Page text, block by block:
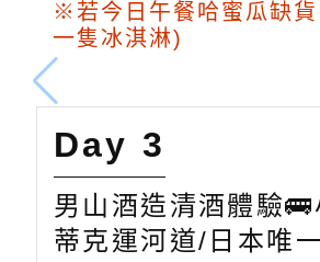
※若今日午餐哈蜜瓜缺貨
一隻冰淇淋)
Day 3
男山酒造清酒體驗🚌
蒂克運河道/日本唯